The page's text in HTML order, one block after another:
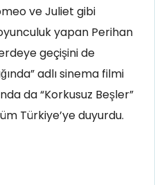
ve Juliet gibi
yapan Perihan
geçişini de
adlı sinema filmi
da “Korkusuz Beşler”
Türkiye’ye duyurdu.